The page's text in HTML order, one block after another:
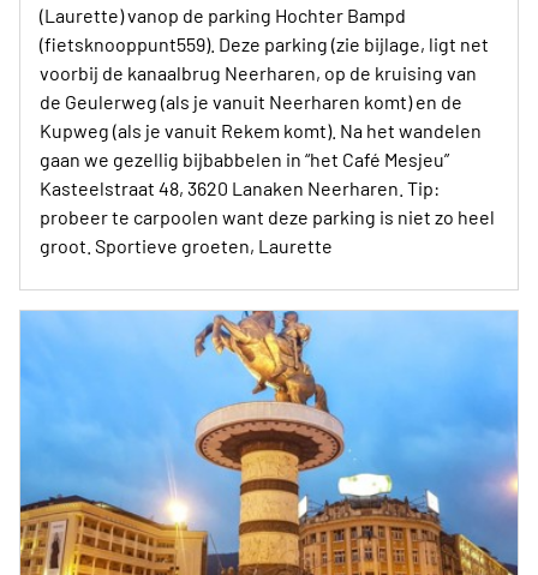
(Laurette) vanop de parking Hochter Bampd
(fietsknooppunt559). Deze parking (zie bijlage, ligt net
voorbij de kanaalbrug Neerharen, op de kruising van
de Geulerweg (als je vanuit Neerharen komt) en de
Kupweg (als je vanuit Rekem komt). Na het wandelen
gaan we gezellig bijbabbelen in “het Café Mesjeu”
Kasteelstraat 48, 3620 Lanaken Neerharen. Tip:
probeer te carpoolen want deze parking is niet zo heel
groot. Sportieve groeten, Laurette